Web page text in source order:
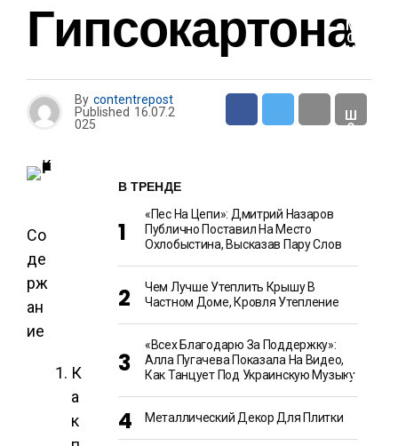
М
О
Н
Ш
О
Н
Гипсокартона
By contentrepost
Published 16.07.2
025
Со
де
рж
ан
ие
К
а
к
В ТРЕНДЕ
«Пес На Цепи»: Дмитрий Назаров
Публично Поставил На Место
Охлобыстина, Высказав Пару Слов
Чем Лучше Утеплить Крышу В
Частном Доме, Кровля Утепление
«Всех Благодарю За Поддержку»:
Алла Пугачева Показала На Видео,
Как Танцует Под Украинскую Музыку
Металлический Декор Для Плитки